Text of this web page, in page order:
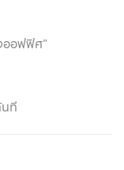
ออฟฟิศ”
ที